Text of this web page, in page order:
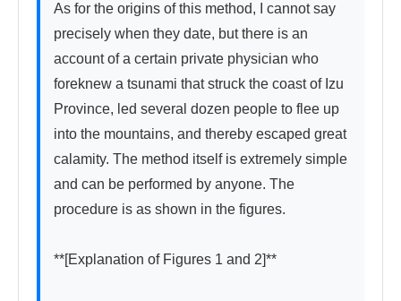
As for the origins of this method, I cannot say
precisely when they date, but there is an
account of a certain private physician who
foreknew a tsunami that struck the coast of Izu
Province, led several dozen people to flee up
into the mountains, and thereby escaped great
calamity. The method itself is extremely simple
and can be performed by anyone. The
procedure is as shown in the figures.
**[Explanation of Figures 1 and 2]**